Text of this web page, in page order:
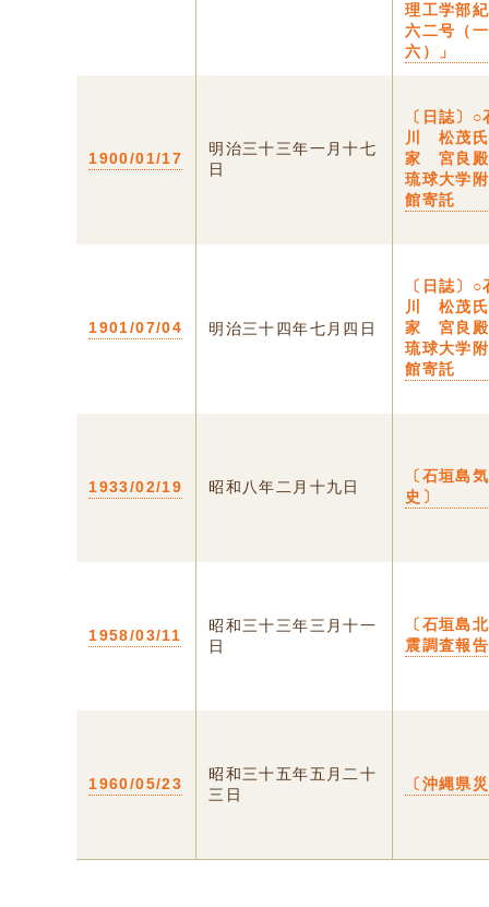
理工学部
六二号（
六）」
1900/01/17
明治三十三年一月十七
日
〔日誌〕
川 松茂
家 宮良殿
琉球大学
館寄託
1901/07/04 明治三十四年七月四日
〔日誌〕
川 松茂
家 宮良殿
琉球大学
館寄託
1933/02/19 昭和八年二月十九日
〔石垣島
史〕
1958/03/11
昭和三十三年三月十一
日
〔石垣島
震調査報
1960/05/23
昭和三十五年五月二十
三日
〔沖縄県